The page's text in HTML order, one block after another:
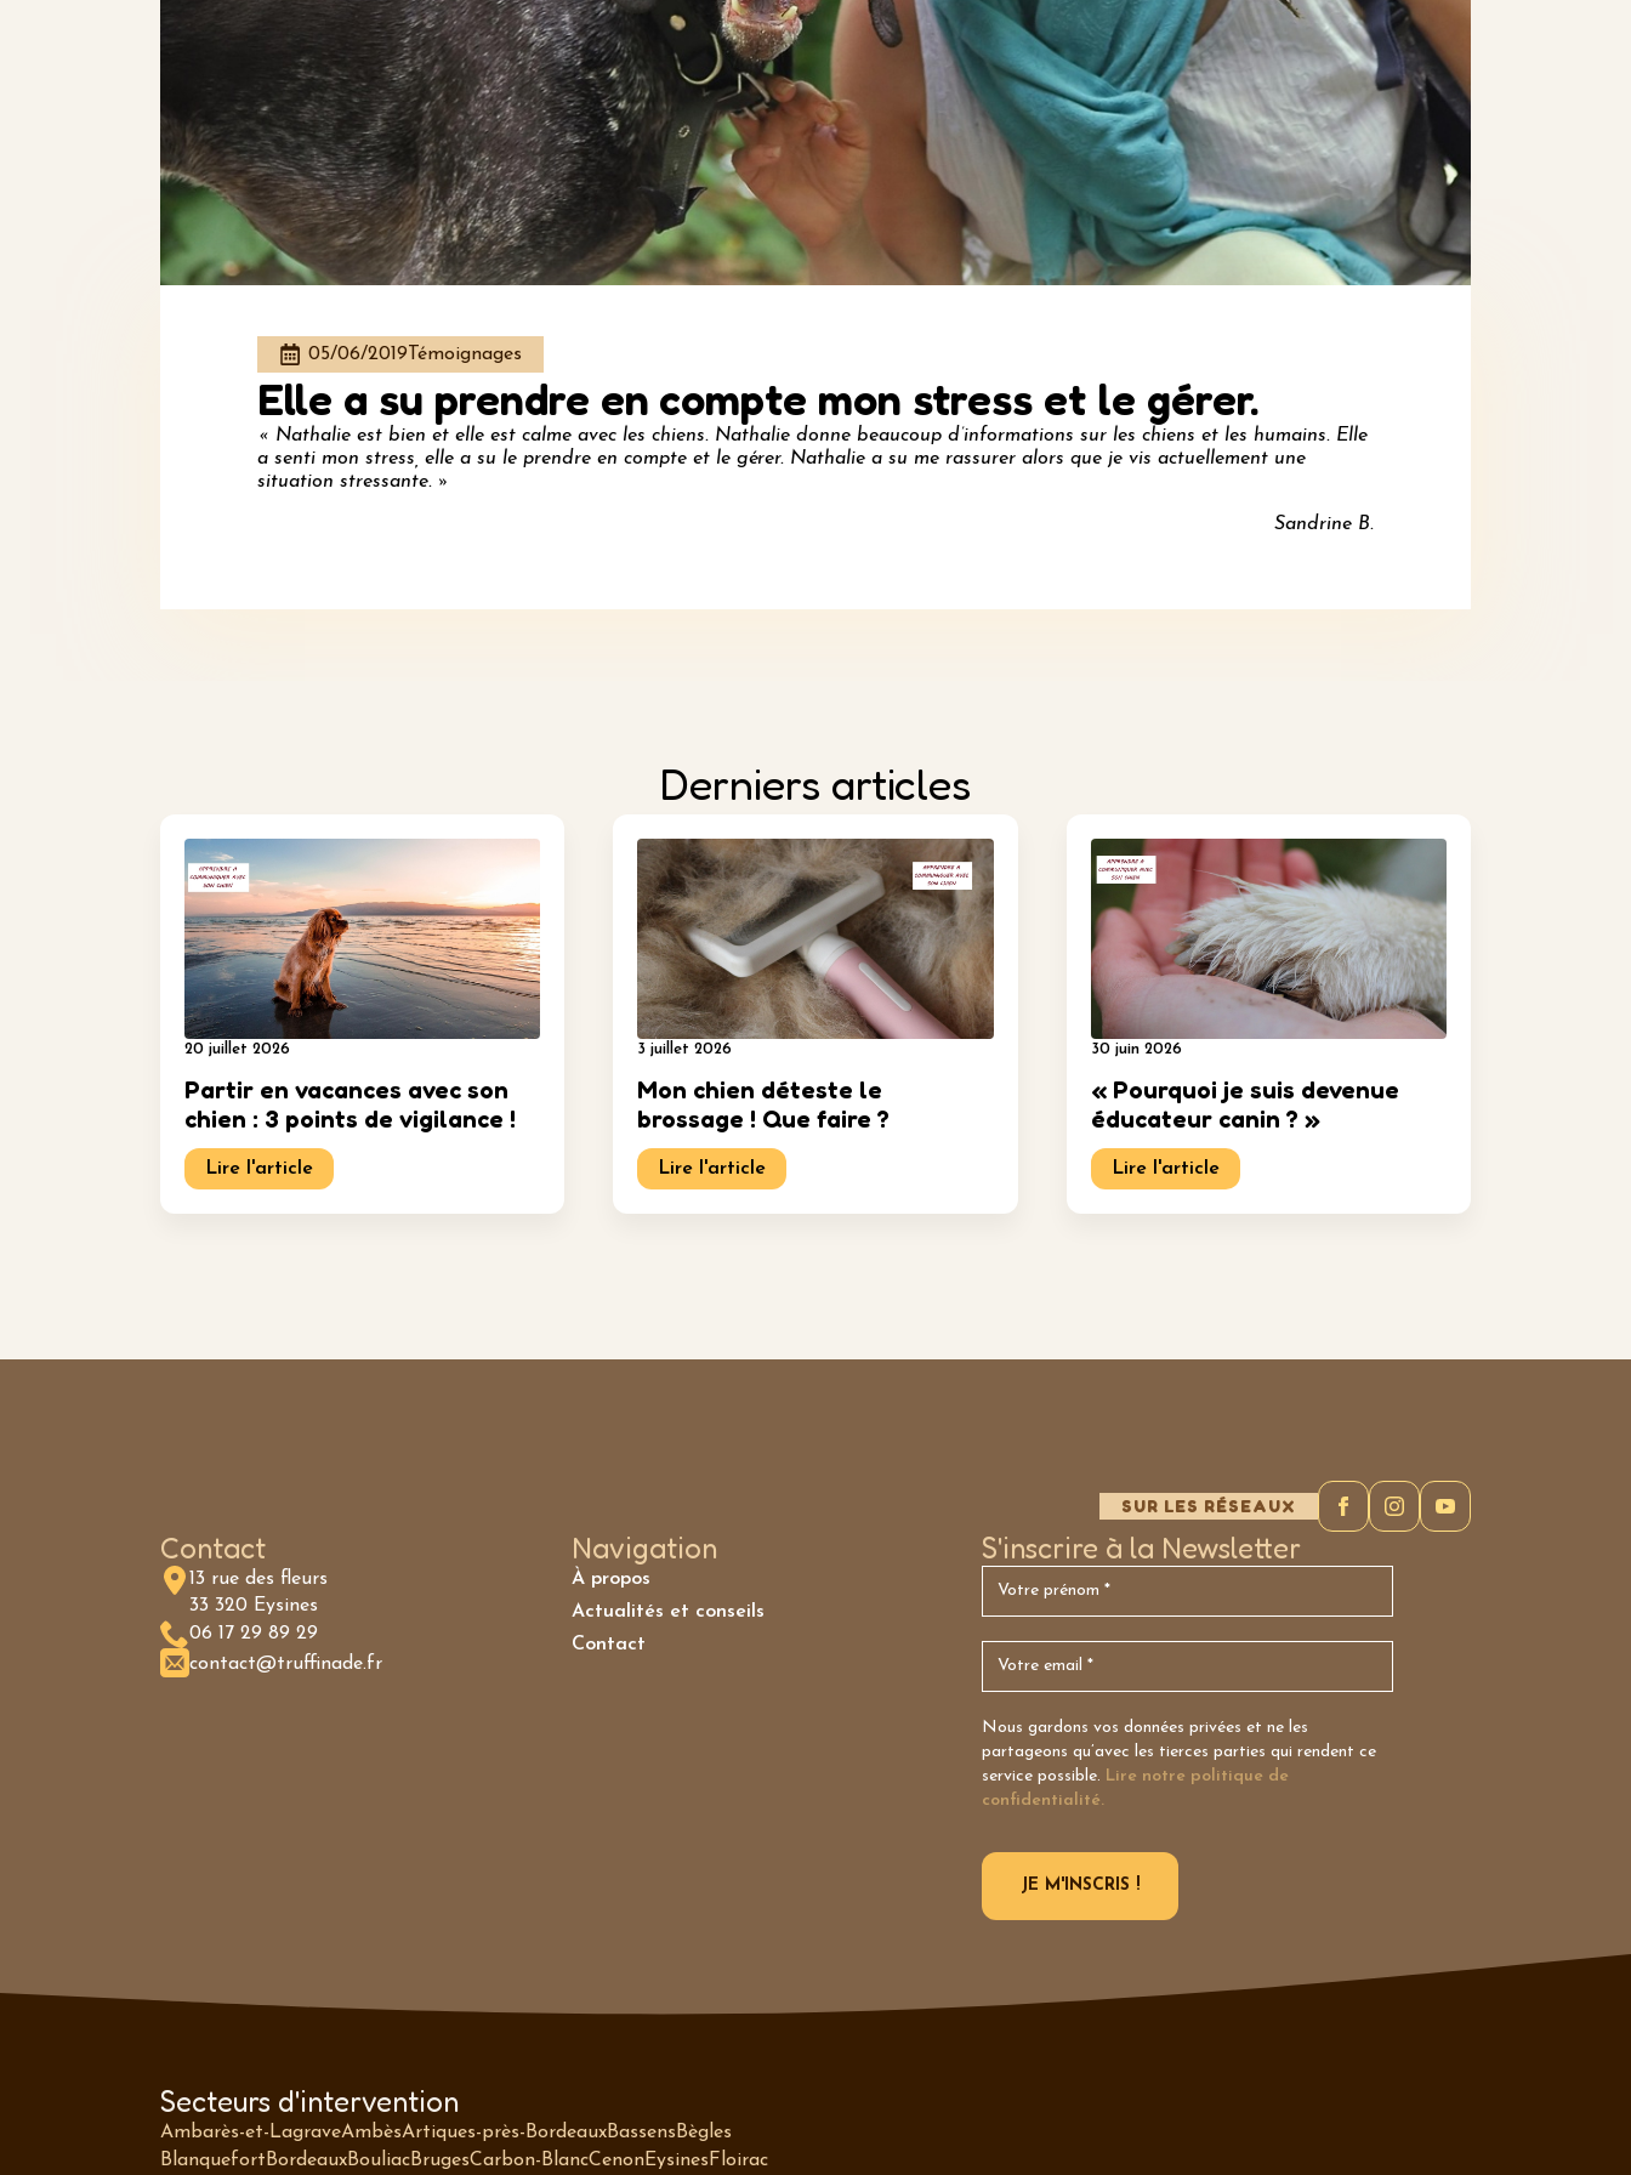
05/06/2019 Témoignages
Elle a su prendre en compte mon stress et le gérer.
« Nathalie est bien et elle est calme avec les chiens. Nathalie donne beaucoup d’informations sur les chiens et les humains. Elle
a senti mon stress, elle a su le prendre en compte et le gérer. Nathalie a su me rassurer alors que je vis actuellement une
situation stressante. »
Sandrine B.
Derniers articles
Partir en vacances avec son
chien : 3 points de vigilance !
20 juillet 2026
Lire l'article
Mon chien déteste le
brossage ! Que faire ?
3 juillet 2026
Lire l'article
« Pourquoi je suis devenue
éducateur canin ? »
30 juin 2026
Lire l'article
SUR LES RÉSEAUX
Contact
13 rue des fleurs
33 320 Eysines
06 17 29 89 29
contact@truffinade.fr
Navigation
À propos
Actualités et conseils
Contact
S'inscrire à la Newsletter
Nous gardons vos données privées et ne les
partageons qu’avec les tierces parties qui rendent ce
service possible. Lire notre politique de
confidentialité.
Secteurs d'intervention
Ambarès-et-LagraveAmbèsArtiques-près-BordeauxBassens Bègles
Blanquefort BordeauxBouliacBrugesCarbon-BlancCenonEysines Floirac